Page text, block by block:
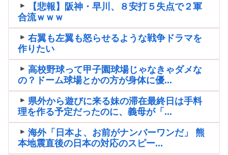
【悲報】阪神・早川、８安打５失点で２軍
合流ｗｗｗ
右翼も左翼も怒らせるような戦争ドラマを
作りたい
高校野球って甲子園球場じゃなきゃダメな
の？ドーム球場とかの方が身体に優...
県外から遊びに来る妹の滞在最終日は手料
理を作る予定だったのに、義母が「...
海外「日本よ、お前がナンバーワンだ」 熊
本地震直後の日本の対応のスピー...